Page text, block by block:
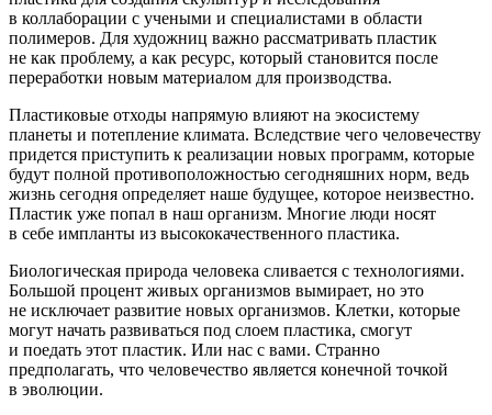
в коллаборации с учеными и специалистами в области
полимеров. Для художниц важно рассматривать пластик
не как проблему, а как ресурс, который становится после
переработки новым материалом для производства.
Пластиковые отходы напрямую влияют на экосистему
планеты и потепление климата. Вследствие чего человечеству
придется приступить к реализации новых программ, которые
будут полной противоположностью сегодняшних норм, ведь
жизнь сегодня определяет наше будущее, которое неизвестно.
Пластик уже попал в наш организм. Многие люди носят
в себе импланты из высококачественного пластика.
Биологическая природа человека сливается с технологиями.
Большой процент живых организмов вымирает, но это
не исключает развитие новых организмов. Клетки, которые
могут начать развиваться под слоем пластика, смогут
и поедать этот пластик. Или нас с вами. Странно
предполагать, что человечество является конечной точкой
в эволюции.